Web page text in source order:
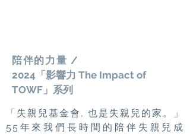
陪伴的力量 /
2024「影響力 The Impact of
TOWF」系列
「失親兒基金會, 也是失親兒的家。」
55年來我們長時間的陪伴失親兒成